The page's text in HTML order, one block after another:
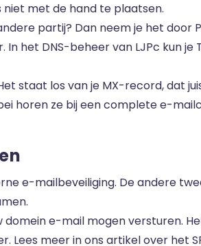
niet met de hand te plaatsen.
partij? Dan neem je het door
In het DNS-beheer van LJPc kun je
staat los van je MX-record, dat
horen ze bij een complete e-
e-mailbeveiliging. De andere
domein e-mail mogen versturen.
Lees meer in ons artikel over het